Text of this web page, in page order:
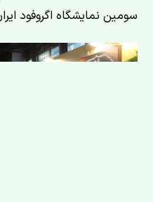
سومین نمایشگاه اگروفود